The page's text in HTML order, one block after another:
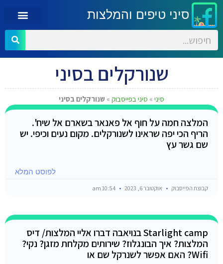
סיני טיפים והמלצות
שנורקלים בסיני
סיני » סיני בפייסבוק » שנורקלים בסיני
המלצה חמה על חוף אל פאנאר בשארם אל שיח'.
הריף הכי יפה שראינו לשנורקלים. מקום נעים וכיפי. יש
שם גשר עץ
לפוסט המלא
קבוצת הפייסבוק אוקטובר 6, 2023
Starlight camp בנויאבה דברו אליי המלצות/ דיס
המלצות? איך הבונגלוז? שירותים מקלחת מזגן? נקי?
Wifi? האם אפשר לשנרקל שם או